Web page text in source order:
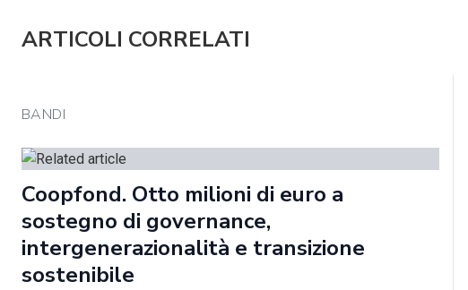
ARTICOLI CORRELATI
BANDI
Coopfond. Otto milioni di euro a
sostegno di governance,
intergenerazionalità e transizione
sostenibile